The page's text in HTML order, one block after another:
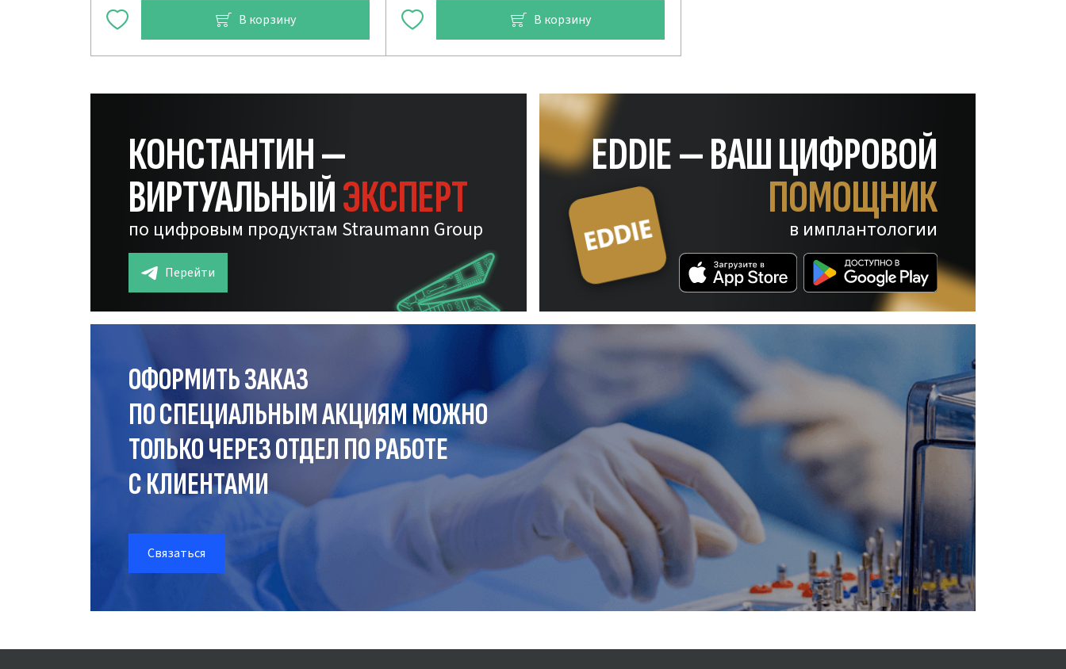
В корзину В корзину
КОНСТАНТИН —
ВИРТУАЛЬНЫЙЭКСПЕРТ
по цифровым продуктам Straumann Group
Перейти
EDDIE — ВАШ ЦИФРОВОЙ
ПОМОЩНИК
в имплантологии
ОФОРМИТЬ ЗАКАЗ
ПО СПЕЦИАЛЬНЫМ АКЦИЯМ МОЖНО
ТОЛЬКО ЧЕРЕЗ ОТДЕЛПО РАБОТЕ
С КЛИЕНТАМИ
Связаться